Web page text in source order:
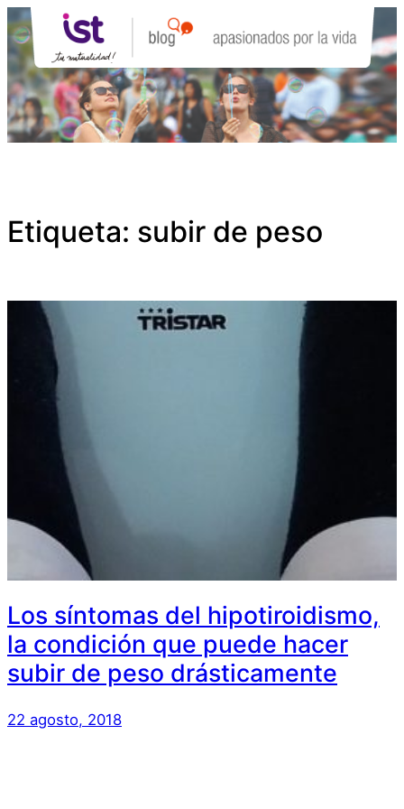
Saltar
al
contenido
Etiqueta: subir de peso
Los síntomas del hipotiroidismo,
la condición que puede hacer
subir de peso drásticamente
22 agosto, 2018